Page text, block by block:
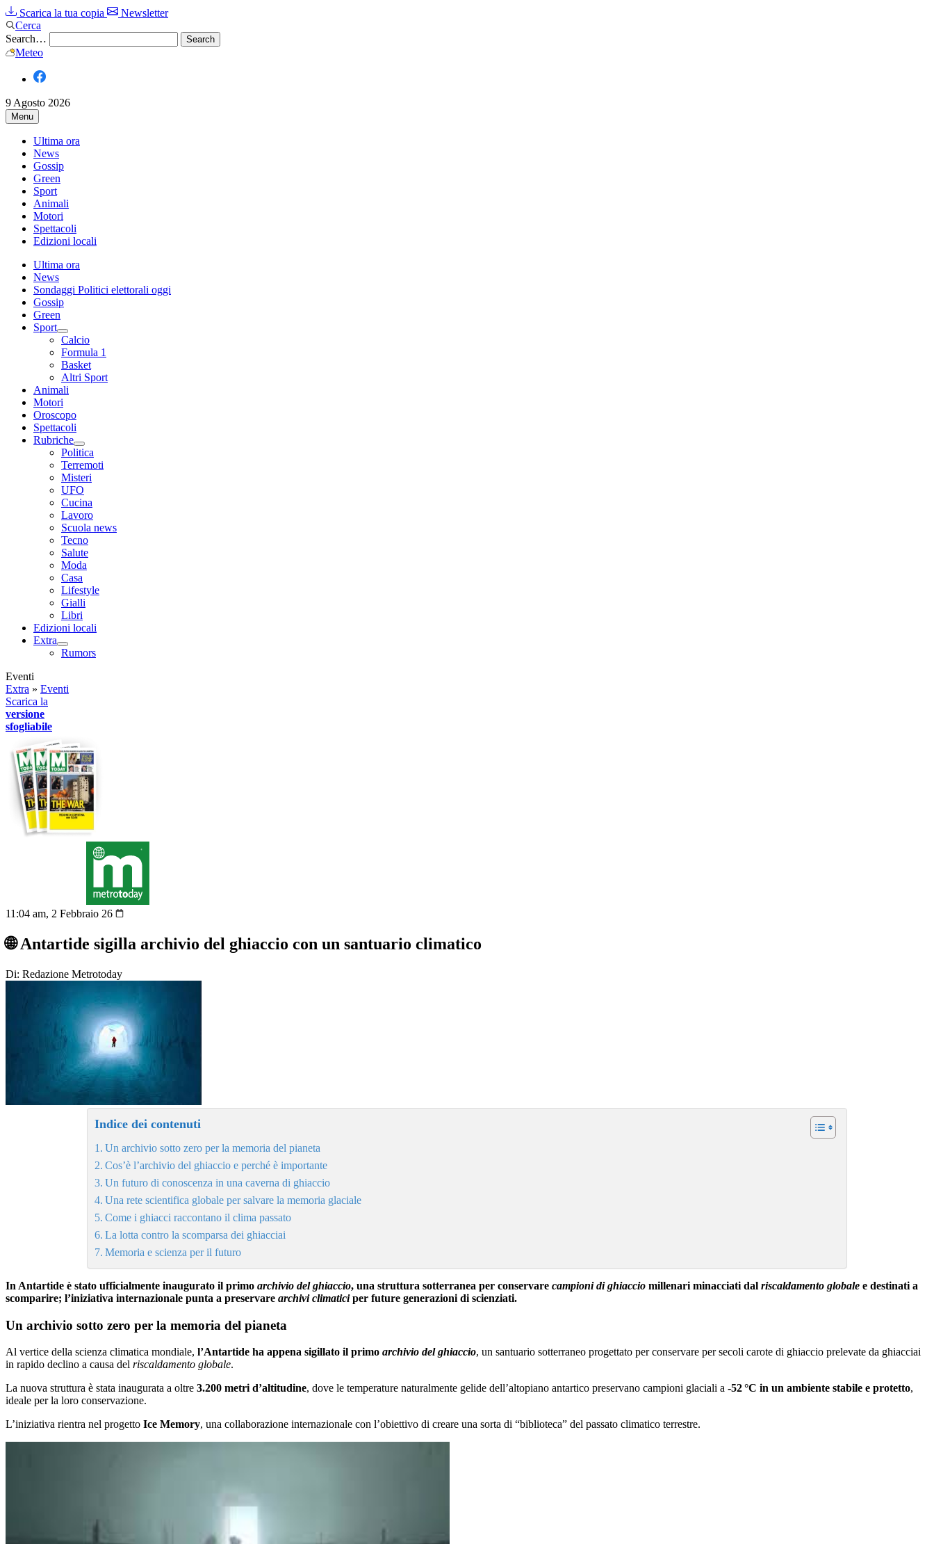
Scarica la tua copia
Newsletter
Cerca
Search…
Meteo
9 Agosto 2026
Menu
Ultima ora
News
Gossip
Green
Sport
Animali
Motori
Spettacoli
Edizioni locali
Ultima ora
News
Sondaggi Politici elettorali oggi
Gossip
Green
Sport
Calcio
Formula 1
Basket
Altri Sport
Animali
Motori
Oroscopo
Spettacoli
Rubriche
Politica
Terremoti
Misteri
UFO
Cucina
Lavoro
Scuola news
Tecno
Salute
Moda
Casa
Lifestyle
Gialli
Libri
Edizioni locali
Extra
Rumors
Eventi
Extra » Eventi
Scarica la
versione
sfogliabile
11:04 am, 2 Febbraio 26
🌐 Antartide sigilla archivio del ghiaccio con un santuario climatico
Di: Redazione Metrotoday
Indice dei contenuti
Un archivio sotto zero per la memoria del pianeta
Cos’è l’archivio del ghiaccio e perché è importante
Un futuro di conoscenza in una caverna di ghiaccio
Una rete scientifica globale per salvare la memoria glaciale
Come i ghiacci raccontano il clima passato
La lotta contro la scomparsa dei ghiacciai
Memoria e scienza per il futuro
In Antartide è stato ufficialmente inaugurato il primo archivio del ghiaccio, una struttura sotterranea per conservare campioni di ghiaccio millenari minacciati dal riscaldamento globale e destinati a
scomparire; l’iniziativa internazionale punta a preservare archivi climaticiper future generazioni di scienziati.
Un archivio sotto zero per la memoria del pianeta
Al vertice della scienza climatica mondiale, l’Antartide ha appena sigillato il primo archivio del ghiaccio, un santuario sotterraneo progettato per conservare per secoli carote di ghiaccio prelevate da ghiacciai
in rapido declino a causa del riscaldamento globale.
La nuova struttura è stata inaugurata a oltre 3.200 metri d’altitudine, dove le temperature naturalmente gelide dell’altopiano antartico preservano campioni glaciali a -52 °C in un ambiente stabile e protetto,
ideale per la loro conservazione.
L’iniziativa rientra nel progetto Ice Memory, una collaborazione internazionale con l’obiettivo di creare una sorta di “biblioteca” del passato climatico terrestre.